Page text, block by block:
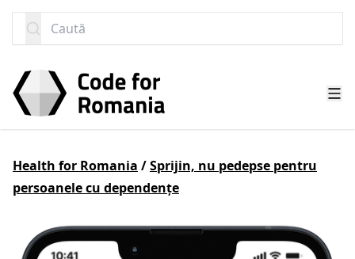
Caută
Health for Romania /Sprijin, nu pedepse pentru
persoanele cu dependențe